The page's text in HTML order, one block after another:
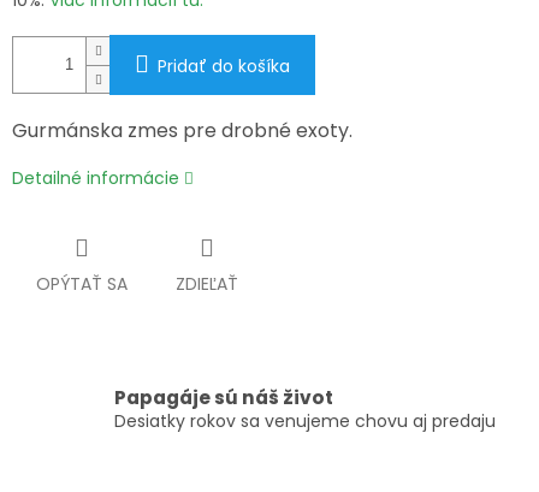
Pridať do košíka
Gurmánska zmes pre drobné exoty.
Detailné informácie
OPÝTAŤ SA ZDIEĽAŤ
Papagáje sú náš život
Desiatky rokov sa venujeme chovu aj predaju